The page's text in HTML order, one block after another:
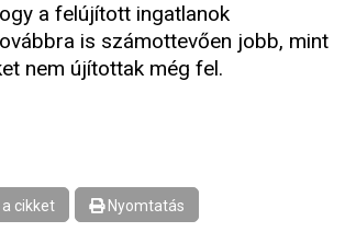
a felújított ingatlanok
is számottevően jobb, mint
nem újítottak még fel.
cikket Nyomtatás